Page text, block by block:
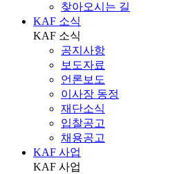
찾아오시는 길
KAF 소식
KAF 소식
공지사항
보도자료
언론보도
이사장 동정
재단소식
입찰공고
채용공고
KAF 사업
KAF 사업